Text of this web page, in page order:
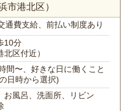
市港北区）
通費支給、前払い制度あり
10分
北区付近）
間〜、好きな日に働くこと
日時から選択)
お風呂、洗面所、リビン